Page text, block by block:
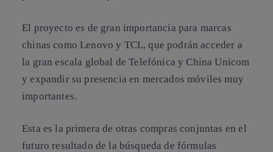
El proyecto es de gran importancia para marcas
chinas como Lenovo y TCL, que podrán acceder a
la gran escala global de Telefónica y China Unicom
y expandir su presencia en mercados móviles muy
importantes.
Esta es la primera de otras compras conjuntas en el
futuro resultado de la búsqueda de fórmulas